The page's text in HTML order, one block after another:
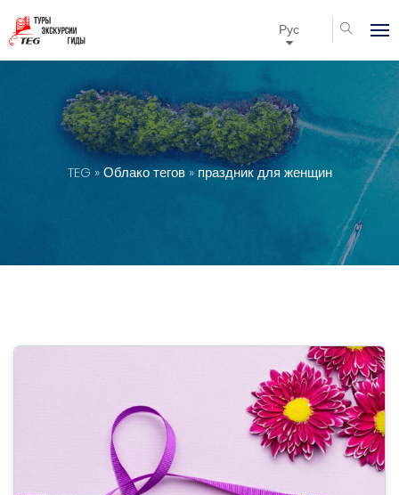
Рус
TEG »Облако тегов» праздник для женщин